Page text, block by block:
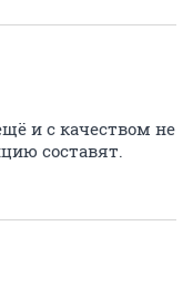
и с качеством не
составят.